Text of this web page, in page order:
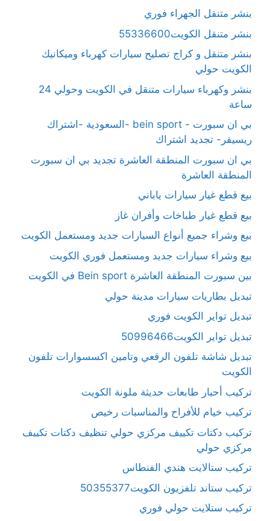
بنشر متنقل الجهراء فوري
بنشر متنقل الكويت55336600
بنشر متنقل و كراج تصليح سيارات كهرباء وميكانيك
الكويت حولي
بنشر وكهرباء سيارات متنقل في الكويت وحولي 24
ساعة
بي ان سبورت - bein sport -السعودية -اشتراك
ريسيفر- تجديد اشتراك
بي ان سبورت المنطقة العاشرة تجديد بي ان سبورت
المنطقة العاشرة
بيع قطع غيار سيارات ياباني
بيع قطع غيار طباخات وأفران غاز
بيع وشراء جميع أنواع السيارات جديد ومستعمل الكويت
بيع وشراء سيارات جديد ومستعمل فوري الكويت
بين سبورت المنطقة العاشرة Bein sport في الكويت
تبديل بطاريات سيارات مدينة حولي
تبديل تواير الكويت فوري
تبديل تواير الكويت50996466
تبديل شاشة تلفون الرقعي وتامين اكسسوارات تلفون
الكويت
تركيب أحبار طابعات حديثة ملونة الكويت
تركيب خيام للأفراح والمناسبات رخيص
تركيب دكتات تكييف مركزي حولي تنظيف دكتات تكييف
مركزي حولي
تركيب ستالايت هندي الفنطاس
تركيب ستاند تلفزيون الكويت50355377
تركيب ستلايت حولي فوري